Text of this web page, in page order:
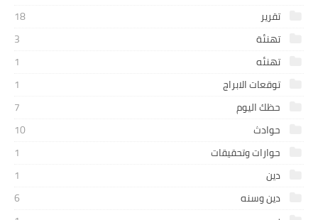
تقرير
18
تهنئة
3
تهنئه
1
توقعات الابراج
1
حظك اليوم
7
حوادث
10
حوارات وتحقيقات
1
دين
1
دين وسنه
6